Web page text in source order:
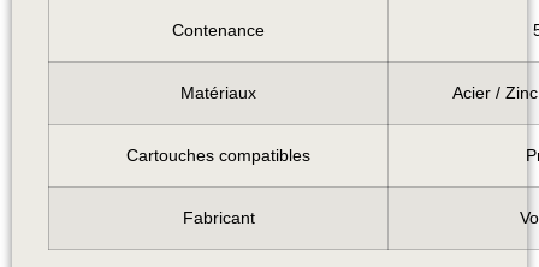
Contenance
Matériaux Acier /
Cartouches compatibles
Fabricant